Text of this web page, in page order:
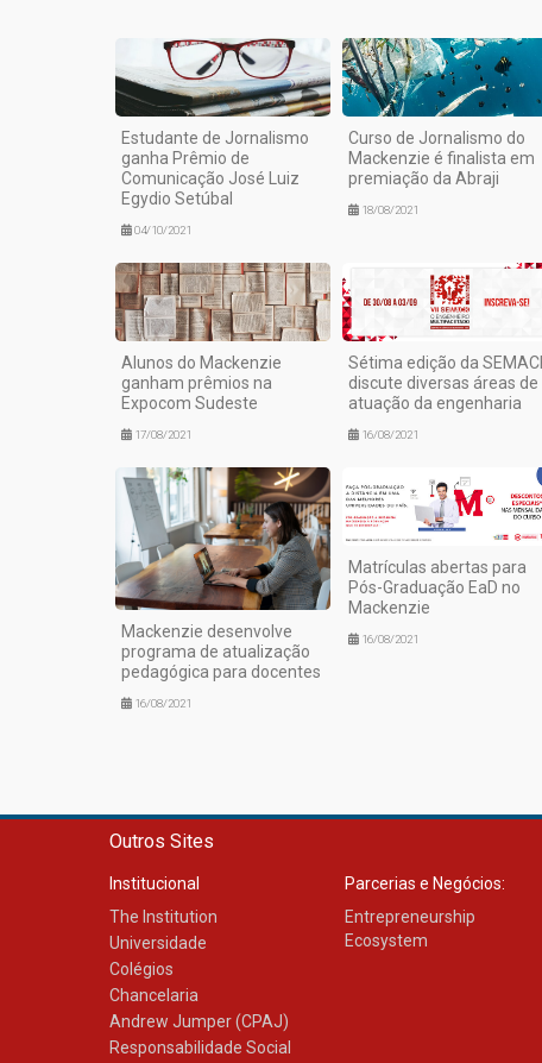
Estudante de Jornalismo
ganha Prêmio de
Comunicação José Luiz
Egydio Setúbal
04/10/2021
Curso de Jornalismo do
Mackenzie é finalista em
premiação da Abraji
18/08/2021
Alunos do Mackenzie
ganham prêmios na
Expocom Sudeste
17/08/2021
Sétima edição da
discute diversas áreas de
atuação da engenharia
16/08/2021
Mackenzie desenvolve
programa de atualização
pedagógica para docentes
16/08/2021
Matrículas abertas para
Pós-Graduação EaD no
Mackenzie
16/08/2021
Outros Sites
Institucional
The Institution
Universidade
Colégios
Chancelaria
Andrew Jumper (CPAJ)
Responsabilidade Social
Parcerias e Negócios:
Entrepreneurship
Ecosystem